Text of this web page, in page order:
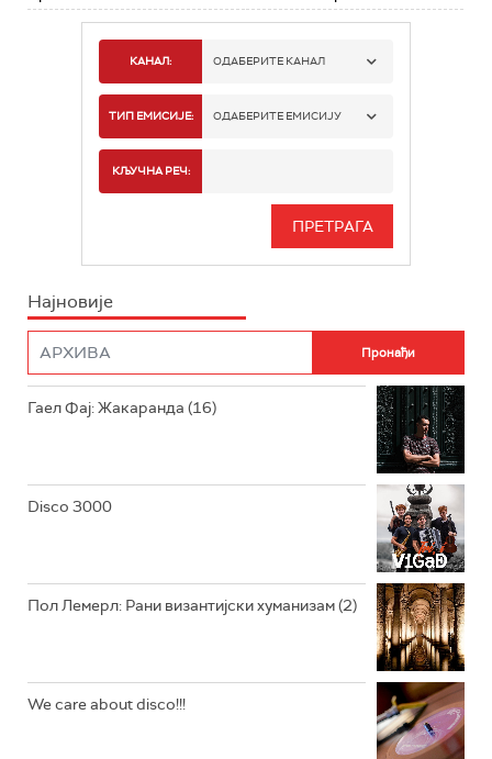
КАНАЛ: ОДАБЕРИТЕ КАНАЛ
РАДИО БЕОГРАД 1
РАДИО БЕОГРАД 3
РАДИО РОКЕНРОЛЕР
РАДИО ЏЕЗЕР
ТИП ЕМИСИЈЕ: ОДАБЕРИТЕ ЕМИСИЈУ
ИНФО
КЉУЧНА РЕЧ:
Најновије
Гаел Фај: Жакаранда (16)
Disco 3000
Пол Лемерл: Рани византијски хуманизам (2)
We care about disco!!!